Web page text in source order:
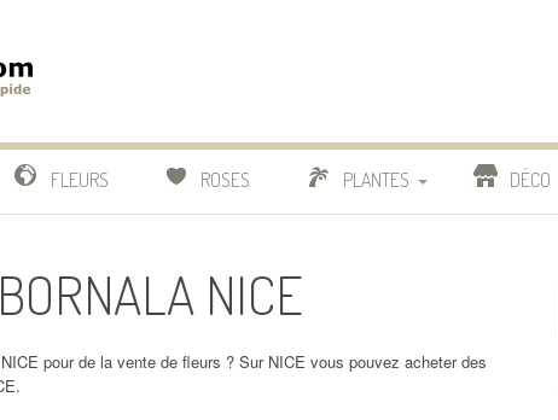
FLEURS ROSES PLANTES DÉCO
NICE
pour de la vente de fleurs ? Sur NICE vous pouvez acheter des